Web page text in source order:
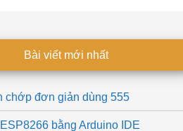
Bài viết mới nhất
chớp đơn giản dùng 555
bằng Arduino IDE